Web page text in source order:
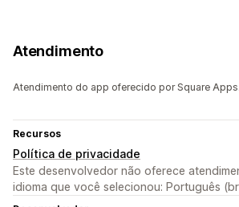
Atendimento
Atendimento do app oferecido por Square Apps.
Recursos
Política de privacidade
Este desenvolvedor não oferece
idioma que você selecionou: Português